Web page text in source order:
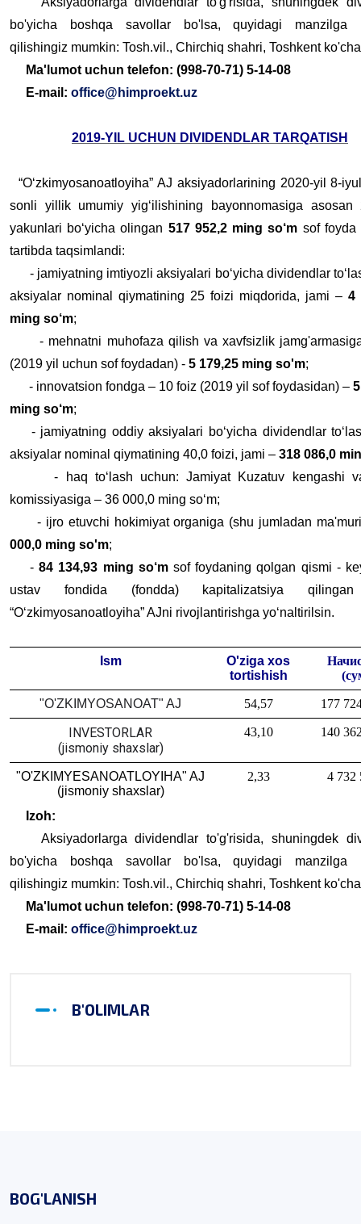
B'OLIMLAR
bo'yicha boshqa savollar bo'lsa, quyidagi manzilga
qilishingiz mumkin: Tosh.vil., Chirchiq shahri, Toshkent
Ma'lumot uchun telefon: (998-70-71) 5-14-08
E-mail: office@himproekt.uz
2019-YIL UCHUN DIVIDENDLAR TARQATISH
“O‘zkimyosanoatloyiha” AJ aksiyadorlarining 2020-yil 8-
sonli yillik umumiy yig‘ilishining bayonnomasiga
yakunlari bo‘yicha olingan 517 952,2 ming so‘m sof foyda
tartibda taqsimlandi:
- jamiyatning imtiyozli aksiyalari bo‘yicha dividendlar
aksiyalar nominal qiymatining 25 foizi miqdorida, jami – 4
ming so‘m;
- mehnatni muhofaza qilish va xavfsizlik
(2019 yil uchun sof foydadan) - 5 179,25 ming so'm;
- innovatsion fondga – 10 foiz (2019 yil sof foydasidan) –
ming so‘m;
- jamiyatning oddiy aksiyalari bo‘yicha dividendlar
aksiyalar nominal qiymatining 40,0 foizi, jami – 318 086,0
- haq to‘lash uchun: Jamiyat Kuzatuv kengashi
komissiyasiga – 36 000,0 ming so‘m;
- ijro etuvchi hokimiyat organiga (shu jumladan
000,0 ming so'm;
-84 134,93 ming so‘msof foydaning qolgan qismi -
ustav fondida (fondda) kapitalizatsiya
“O‘zkimyosanoatloyiha” AJni rivojlantirishga yo‘naltirilsin.
Ism
O'ziga xos
tortishish
"O'ZKIMYOSANOAT" AJ 54,57 177
INVESTORLAR
(jismoniy shaxslar)
43,10 140
"O'ZKIMYESANOATLOYIHA" AJ
(jismoniy shaxslar)
2,33 4 732
Izoh:
Aksiyadorlarga dividendlar to'g'risida, shuningdek
bo'yicha boshqa savollar bo'lsa, quyidagi manzilga
qilishingiz mumkin: Tosh.vil., Chirchiq shahri, Toshkent
Ma'lumot uchun telefon: (998-70-71) 5-14-08
E-mail: office@himproekt.uz
BOG'LANISH